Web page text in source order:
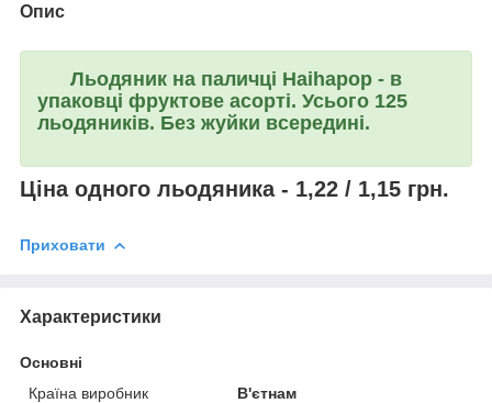
Опис
Льодяник на паличці Haihapop - в
упаковці фруктове асорті. Усього 125
льодяників. Без жуйки всередині.
Ціна одного льодяника - 1,22 / 1,15 грн.
Приховати
Характеристики
Основні
Країна виробник
В'єтнам